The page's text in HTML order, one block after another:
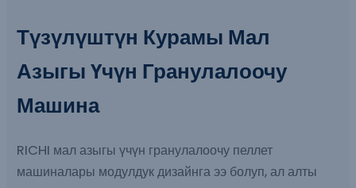
Түзүлүштүн Курамы Мал
Азыгы Үчүн Гранулалоочу
Машина
RICHI мал азыгы үчүн гранулалоочу пеллет
машиналары модулдук дизайнга ээ болуп, ал алты